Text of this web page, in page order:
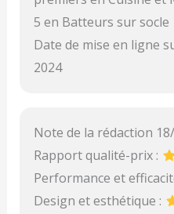
5 en Batteurs sur socle
Date de mise en ligne
2024
Note de la rédaction
Rapport qualité-prix :
Performance et
Design et esthétique :